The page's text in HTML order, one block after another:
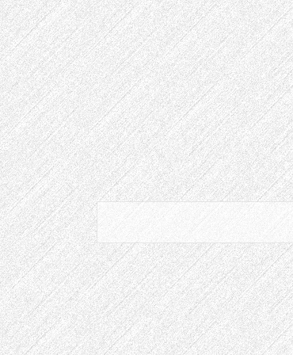
컨
텐
츠
로
건
너
뛰
기